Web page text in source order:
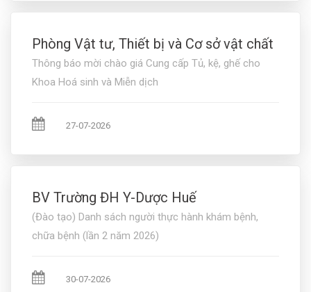
Phòng Vật tư, Thiết bị và Cơ sở vật chất
Thông báo mời chào giá Cung cấp Tủ, kệ, ghế cho
Khoa Hoá sinh và Miễn dịch
27-07-2026
BV Trường ĐH Y-Dược Huế
(Đào tạo) Danh sách người thực hành khám bệnh,
chữa bệnh (lần 2 năm 2026)
30-07-2026